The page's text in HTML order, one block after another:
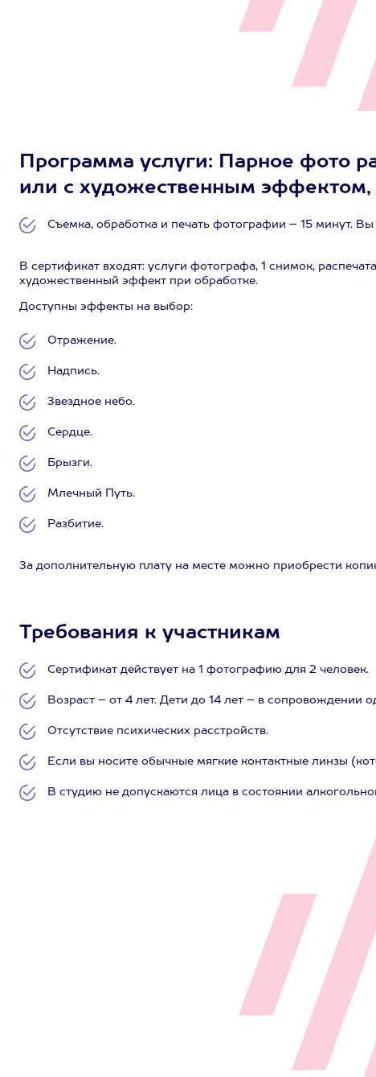
Программа услуги: Парное фото
или с художественным эффектом,
Съемка, обработка и печать фотографии – 15 минут. Вы
В сертификат входят: услуги фотографа, 1 снимок,
художественный эффект при обработке.
Доступны эффекты на выбор:
Отражение.
Надпись.
Звездное небо.
Сердце.
Брызги.
Млечный Путь.
Разбитие.
За дополнительную плату на месте можно приобрести
Требования к участникам
Сертификат действует на 1 фотографию для 2 человек.
Возраст – от 4 лет. Дети до 14 лет – в сопровождении
Отсутствие психических расстройств.
Если вы носите обычные мягкие контактные линзы
В студию не допускаются лица в состоянии